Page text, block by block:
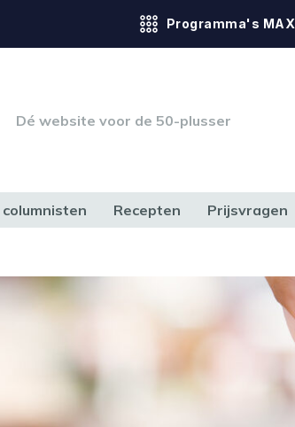
Programma's MAX
Dé website voor de 50-plusser
columnisten Recepten Prijsvragen